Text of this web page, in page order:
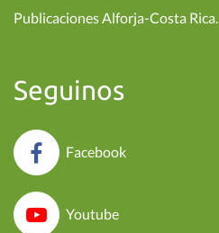
Publicaciones Alforja-Costa Rica.
Seguinos
Facebook
Youtube